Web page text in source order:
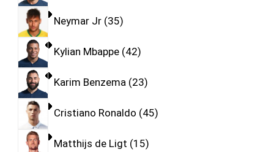
Neymar Jr 35
Kylian Mbappe 42
Karim Benzema 23
Cristiano Ronaldo 45
Matthijs de Ligt 15